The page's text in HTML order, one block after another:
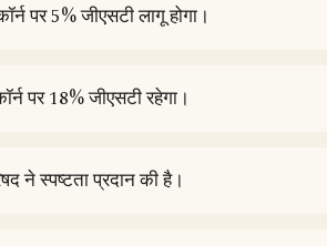
पर 5% जीएसटी लागू होगा।
पर 18% जीएसटी रहेगा।
ने स्पष्टता प्रदान की है।